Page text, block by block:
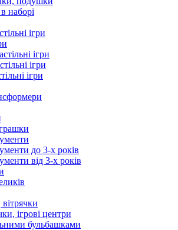
наборі
ігри
ігри
ігри
ігри
до 3-х років
від 3-х років
вітрячки
ігрові центри
бульбашками